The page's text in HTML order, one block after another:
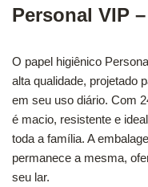
Personal VIP
O papel higiênico
alta qualidade, projetado
em seu uso diário. Com
é macio, resistente e
toda a família. A
permanece a mesma,
seu lar.